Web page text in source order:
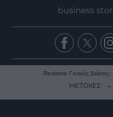
Realtime Γενικός Δείκτης:
ΜΕΤΟΧΕΣ